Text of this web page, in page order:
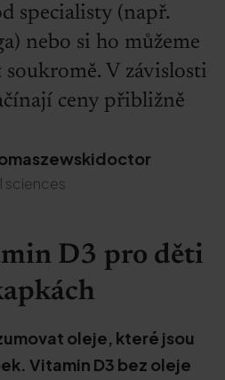
specialisty (např.
nebo si ho můžeme
soukromě. V závislosti
ceny přibližně
sciences
D3 pro děti
oleje, které jsou
Vitamin D3 bez oleje